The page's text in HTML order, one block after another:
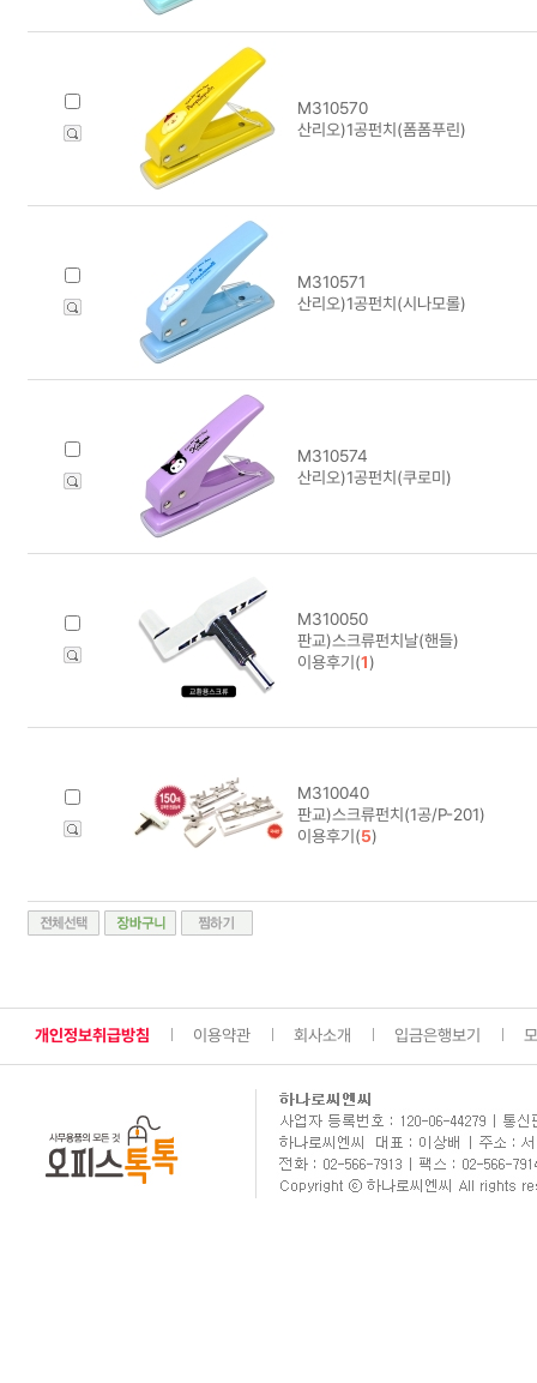
M310570
산리오)1공펀치(폼폼푸린)
M310571
산리오)1공펀치(시나모롤)
M310574
산리오)1공펀치(쿠로미)
M310050
판교)스크류펀치날(핸들)
이용후기(1)
M310040
판교)스크류펀치(1공/P-201)
이용후기(5)
개인정보취급방침 이용약관 회사소개 입금은행보기